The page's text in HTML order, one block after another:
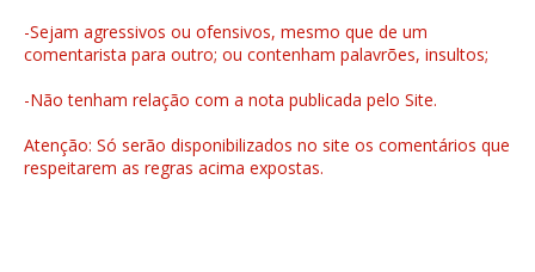
-Sejam agressivos ou ofensivos, mesmo que de um
comentarista para outro; ou contenham palavrões, insultos;
-Não tenham relação com a nota publicada pelo Site.
Atenção: Só serão disponibilizados no site os comentários que
respeitarem as regras acima expostas.